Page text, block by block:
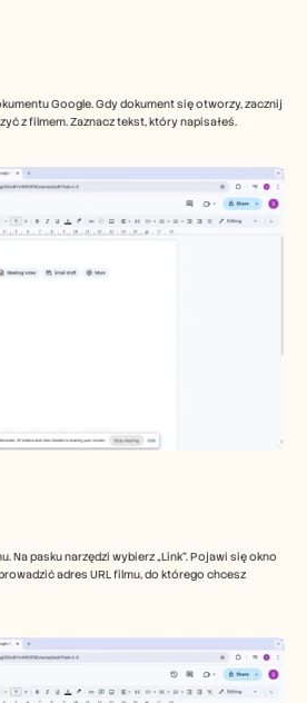
Google. Gdy dokument się otworzy, zacznij
z filmem. Zaznacz tekst, który napisałeś.
Na pasku narzędzi wybierz „Link”. Pojawi się okno
adres URL filmu, do którego chcesz